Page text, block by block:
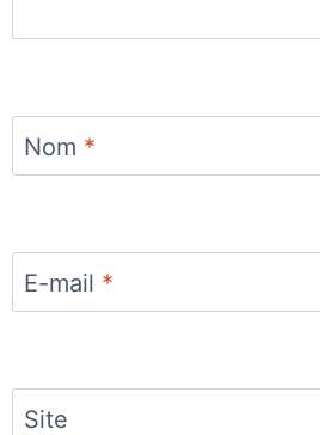
Nom *
E-mail *
Site